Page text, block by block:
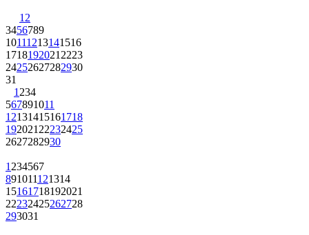
1 2
3456789
10111213141516
1718192021 2223
24252627282930
31
1 234
567891011
12131415161718
192021 22232425
2627282930
1 234567
891011121314
15161718192021
22232425262728
293031